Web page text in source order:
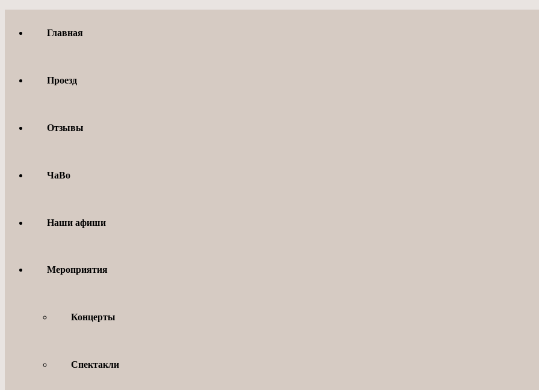
содержимомуГлавная
Проезд
Отзывы
ЧаВо
Наши афиши
Мероприятия
Концерты
Спектакли